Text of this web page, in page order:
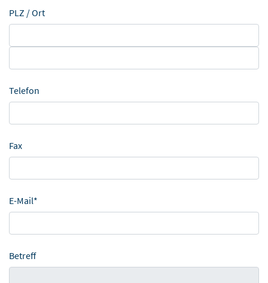
PLZ / Ort
Telefon
Fax
E-Mail*
Betreff